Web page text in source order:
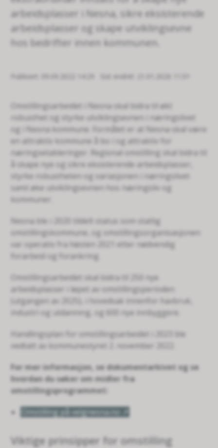
arbeidsplasser i Nesna, sikre eksisterende
arbeidsplasser og skape utviklingsevne
hos bedrifter innen kommunen.
Publisert Sist endret
Omstillingsarbeidet i Nesna skal bidra til økt
robusthet og styrke utviklingsevnen i næringslivet
og i Nesna kommune. Formålet er at Nesna skal være
en attraktiv kommune å bo i og attraktiv for
næringsetableringer. Regional omstilling skal bidra til
å skape nye og sikre eksisterende arbeidsplasser,
styrke robustheten og variasjonen i næringslivet
samt øke utviklingsevnen hos næringsliv og
kommuner.
Nesna ble i 2020 tildelt status som statlig
omstillingskommune, og omstillingsorganisasjonen
var operativ fra høsten 2021 etter nødvendig
forarbeid og forankring.
Omstillingsarbeidet skal bidra til 250 nye
arbeidsplasser i løpet av omstillingsperioden
(utgangen av 2025), i hovedsak innenfor havbruk,
industri og utdanning, og 600 nye innbyggere.
Handlingsplan for omstillingsarbeidet i 2023 ble
vedtatt av kommunestyret 2. november 2022.
For mer informasjon, se dokumentarkivet og se
hvordan du søker om midler fra
omstillingsprogrammet:
Omstilling på velgnesna.no
Viktige prinsipper for omstilling